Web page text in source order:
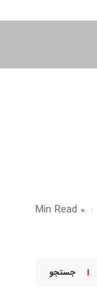
0 Min Read
جستجو